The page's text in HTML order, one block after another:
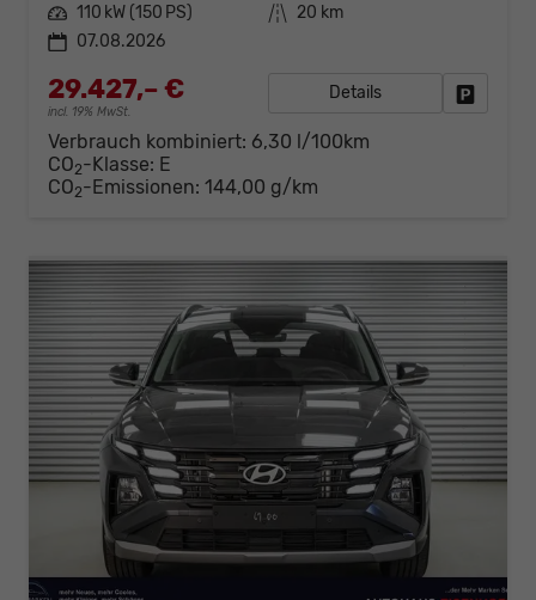
Leistung 110 kW (150 PS) Kilometerstand 20 km
07.08.2026
29.427,– €
incl. 19% MwSt.
Details
Verbrauch kombiniert: 6,30 l/100km
CO2-Klasse: E
CO2-Emissionen: 144,00 g/km